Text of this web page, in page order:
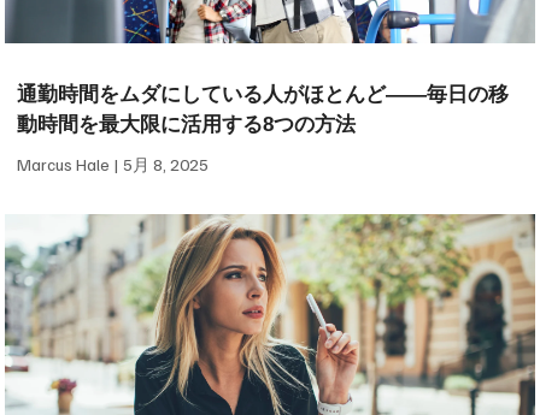
通勤時間をムダにしている人がほとんど——毎日の移
動時間を最大限に活用する8つの方法
Marcus Hale 5月 8, 2025